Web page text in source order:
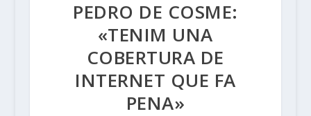
PEDRO DE COSME:
«TENIM UNA
COBERTURA DE
INTERNET QUE FA
PENA»